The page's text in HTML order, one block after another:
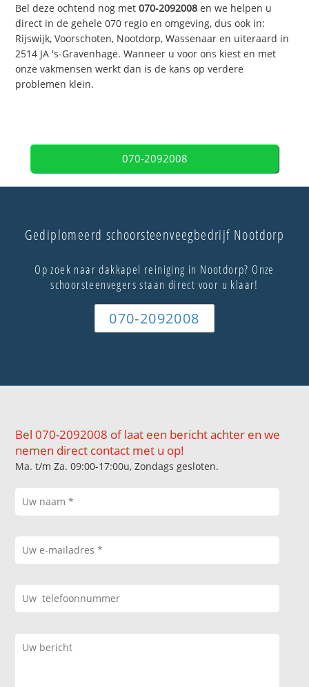
Bel deze ochtend nog met070-2092008 en we helpen u
direct in de gehele 070 regio en omgeving, dus ook in:
Rijswijk, Voorschoten, Nootdorp, Wassenaar en uiteraard in
2514 JA 's-Gravenhage. Wanneer u voor ons kiest en met
onze vakmensen werkt dan is de kans op verdere
problemen klein.
070-2092008
Gediplomeerd schoorsteenveegbedrijf Nootdorp
Op zoek naar dakkapel reiniging in Nootdorp? Onze
schoorsteenvegers staan direct voor u klaar!
070-2092008
Bel 070-2092008 of laat een bericht achter en we
nemen direct contact met u op!
Ma. t/m Za. 09:00-17:00u, Zondags gesloten.